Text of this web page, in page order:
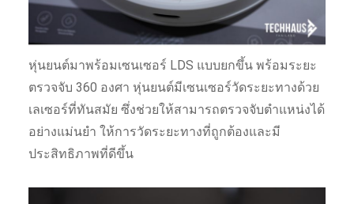
หุ่นยนต์มาพร้อมเซนเซอร์ LDS แบบยกขึ้น พร้อมระยะ
ตรวจจับ 360 องศา หุ่นยนต์มีเซนเซอร์วัดระยะทางด้วย
เลเซอร์ที่ทันสมัย ซึ่งช่วยให้สามารถตรวจจับตำแหน่งได้
อย่างแม่นยำ ให้การวัดระยะทางที่ถูกต้องและมี
ประสิทธิภาพที่ดีขึ้น